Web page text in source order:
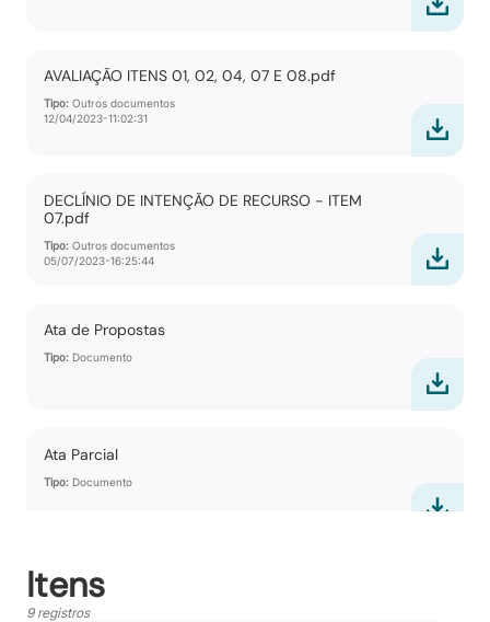
AVALIAÇÃO ITENS 01, 02, 04, 07 E 08.pdf
Tipo: Outros documentos
12/04/2023-11:02:31
DECLÍNIO DE INTENÇÃO DE RECURSO - ITEM
07.pdf
Tipo: Outros documentos
05/07/2023-16:25:44
Ata de Propostas
Tipo: Documento
Ata Parcial
Tipo: Documento
Ata Final
Tipo: Documento
Itens
9 registros